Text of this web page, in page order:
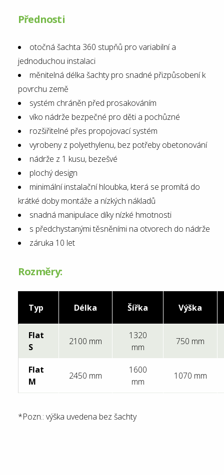
Přednosti
otočná šachta 360 stupňů pro variabilní a
jednoduchou instalaci
měnitelná délka šachty pro snadné přizpůsobení k
povrchu země
systém chráněn před prosakováním
víko nádrže bezpečné pro děti a pochůzné
rozšiřitelné přes propojovací systém
vyrobeny z polyethylenu, bez potřeby obetonování
nádrže z 1 kusu, bezešvé
plochý design
minimální instalační hloubka, která se promítá do
krátké doby montáže a nízkých nákladů
snadná manipulace díky nízké hmotnosti
s předchystanými těsněními na otvorech do nádrže
záruka 10 let
Rozměry:
Typ Délka Šířka Výška
Flat
S
2100 mm
1320
mm
750 mm
Flat
M
2450 mm
1600
mm
1070 mm
*Pozn.: výška uvedena bez šachty